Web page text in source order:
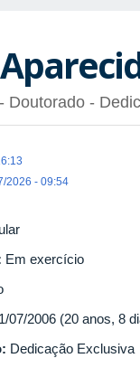
- Doutorado -
2026 - 09:54
Em exercício
07/2006 (20 anos, 8
Dedicação Exclusiva